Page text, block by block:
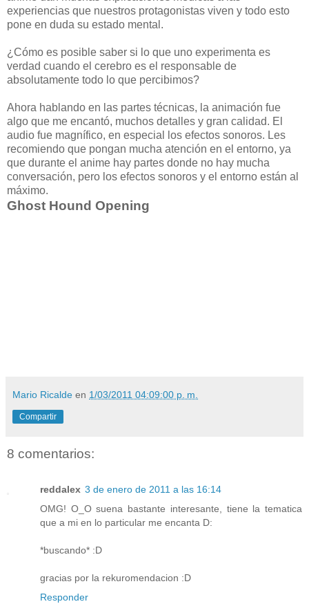
experiencias que nuestros protagonistas viven y todo esto
pone en duda su estado mental.
¿Cómo es posible saber si lo que uno experimenta es
verdad cuando el cerebro es el responsable de
absolutamente todo lo que percibimos?
Ahora hablando en las partes técnicas, la animación fue
algo que me encantó, muchos detalles y gran calidad. El
audio fue magnífico, en especial los efectos sonoros. Les
recomiendo que pongan mucha atención en el entorno, ya
que durante el anime hay partes donde no hay mucha
conversación, pero los efectos sonoros y el entorno están al
máximo.
Ghost Hound Opening
Mario Ricalde en 1/03/2011 04:09:00 p. m.
Compartir
8 comentarios:
reddalex 3 de enero de 2011 a las 16:14
OMG! O_O suena bastante interesante, tiene la tematica
que a mi en lo particular me encanta D:
*buscando* :D
gracias por la rekuromendacion :D
Responder